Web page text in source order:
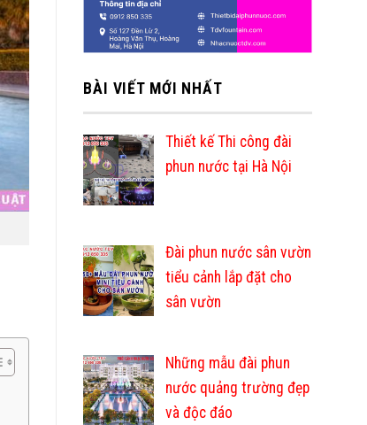
BÀI VIẾT MỚI NHẤT
Thiết kế Thi công đài
phun nước tại Hà Nội
Đài phun nước sân vườn
tiểu cảnh lắp đặt cho
sân vườn
Những mẫu đài phun
nước quảng trường đẹp
và độc đáo